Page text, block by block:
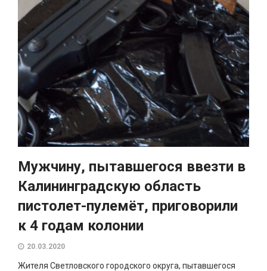
Мужчину, пытавшегося ввезти в
Калининградскую область
пистолет-пулемёт, приговорили
к 4 годам колонии
20.03.2020
Жителя Светловского городского округа, пытавшегося